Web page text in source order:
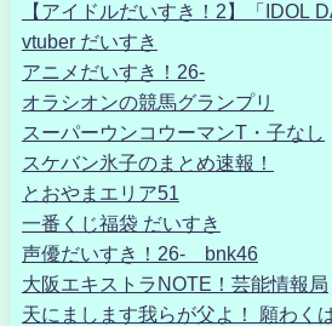
【アイドルだいすき！2】「IDOL
vtuber だいすき
アニメだいすき！26-
オラシオンの競馬グランプリ
スーパーウンコウーマンT・子なし
スケバン氷子のまとめ速報！
とおやまエリア51
一番くじ福袋 だいすき
声優だいすき！26- bnk46
大阪エキストラNOTE！芸能情報局
天にまします我らが父よ！ 願わく